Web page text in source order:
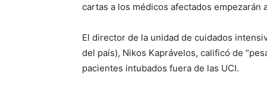
cartas a los médicos afectados empezarán
El director de la unidad de cuidados
del país), Nikos Kaprávelos, calificó de
pacientes intubados fuera de las UCI.